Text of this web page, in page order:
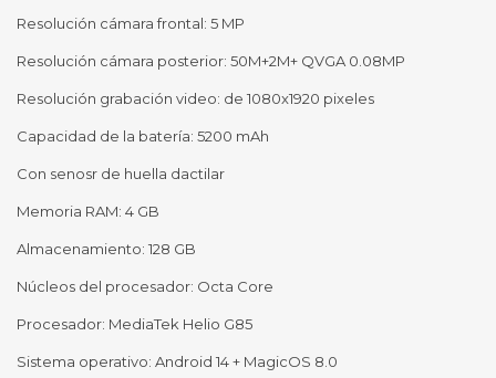
Resolución cámara frontal: 5 MP
Resolución cámara posterior: 50M+2M+ QVGA 0.08MP
Resolución grabación video: de 1080x1920 pixeles
Capacidad de la batería: 5200 mAh
Con senosr de huella dactilar
Memoria RAM: 4 GB
Almacenamiento: 128 GB
Núcleos del procesador: Octa Core
Procesador: MediaTek Helio G85
Sistema operativo: Android 14 + MagicOS 8.0